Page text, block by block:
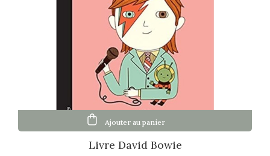
Livre David Bowie
Ajouter au panier